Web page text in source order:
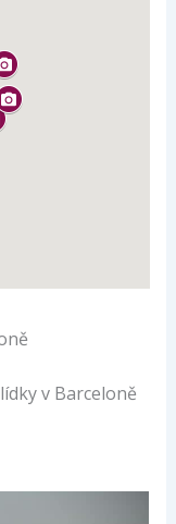
v Barceloně